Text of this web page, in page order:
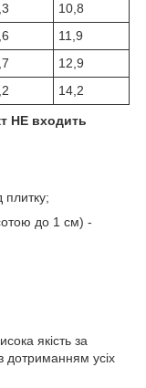
10,8
11,9
12,9
14,2
НЕ входить
плитку;
до 1 см) -
якість за
дотриманням усіх